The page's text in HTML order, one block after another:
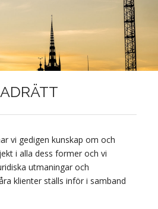
vi gedigen kunskap om och
i alla dess former och vi
utmaningar och
klienter ställs inför i samband